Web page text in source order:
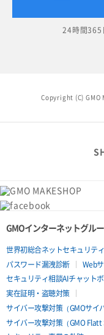
24時間365
Copyright (C) GMO
GMOインターネットグル
世界初総合ネットセキュリテ
パスワード漏洩診断
Web
セキュリティ相談AIチャット
実在証明・盗聴対策
サイバー攻撃対策（GMOサイ
サイバー攻撃対策（GMO Flatt